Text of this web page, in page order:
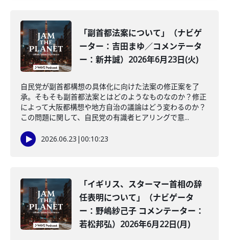
「副首都法案について」（ナビゲ
ーター：吉田まゆ／コメンテータ
ー：新井誠）2026年6月23日(火)
自民党が副首都構想の具体化に向けた法案の修正案を了
承。そもそも副首都法案とはどのようなものなのか？修正
によって大阪都構想や地方自治の議論はどう変わるのか？
この問題に関して、自民党の有識者ヒアリングで意...
2026.06.23 |00:10:23
「イギリス、スターマー首相の辞
任表明について」（ナビゲータ
ー：野嶋紗己子 コメンテーター：
若松邦弘）2026年6月22日(月)